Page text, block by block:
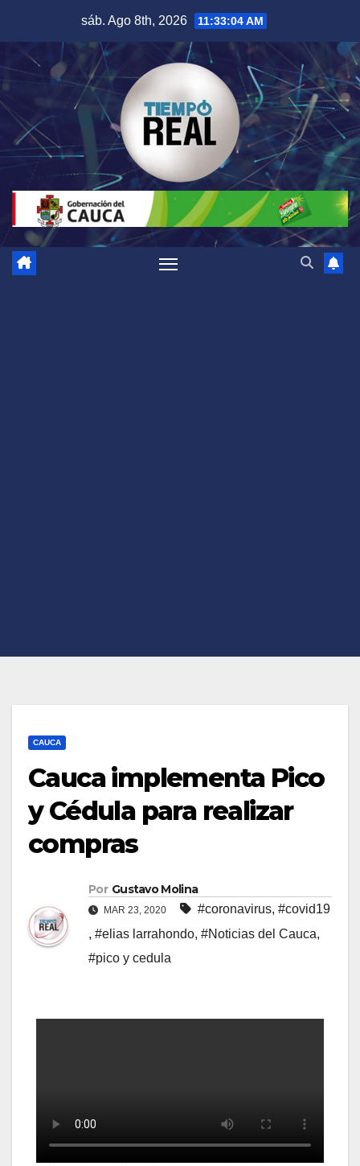
contenido
sáb. Ago 8th, 2026 11:33:04 AM
CAUCA
Cauca implementa Pico
y Cédula para realizar
compras
Por Gustavo Molina
MAR 23, 2020 #coronavirus, #covid19
, #elias larrahondo, #Noticias del Cauca,
#pico y cedula